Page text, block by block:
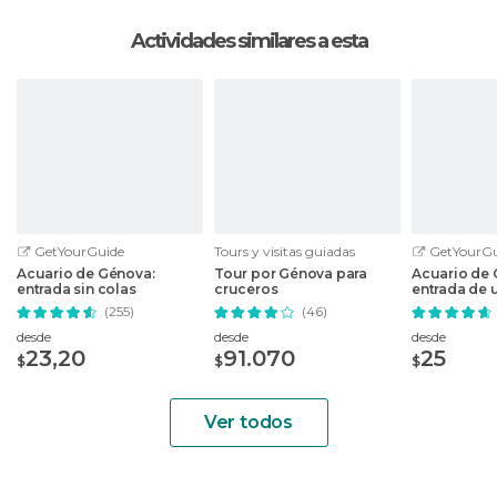
Actividades similares a esta
GetYourGuide
Acuario de Génova:
entrada sin colas
(255)
desde
$23,20
Tours y visitas guiadas
Tour por Génova para
cruceros
(46)
desde
$91.070
Acuario de
entrada de
completo
desde
$25
Ver todos